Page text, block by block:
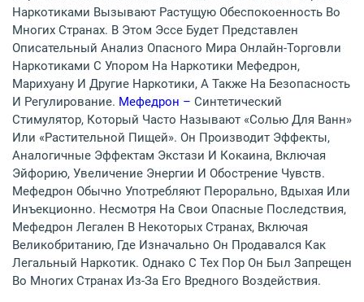
Наркотиками Вызывают Растущую Обеспокоенность Во
Многих Странах. В Этом Эссе Будет Представлен
Описательный Анализ Опасного Мира Онлайн-Торговли
Наркотиками С Упором На Наркотики Мефедрон,
Марихуану И Другие Наркотики, А Также На Безопасность
И Регулирование. Мефедрон – Синтетический
Стимулятор, Который Часто Называют «солью Для Ванн»
Или «растительной Пищей». Он Производит Эффекты,
Аналогичные Эффектам Экстази И Кокаина, Включая
Эйфорию, Увеличение Энергии И Обострение Чувств.
Мефедрон Обычно Употребляют Перорально, Вдыхая Или
Инъекционно. Несмотря На Свои Опасные Последствия,
Мефедрон Легален В Некоторых Странах, Включая
Великобританию, Где Изначально Он Продавался Как
Легальный Наркотик. Однако С Тех Пор Он Был Запрещен
Во Многих Странах Из-За Его Вредного Воздействия.